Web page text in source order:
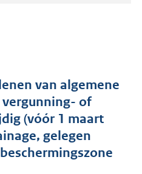
o
t
t
:
van algemene
of
(vóór 1 maart
gelegen